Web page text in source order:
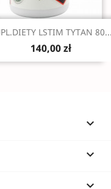
Szybki podgląd
LSTIM TYTAN
140,00 zł


